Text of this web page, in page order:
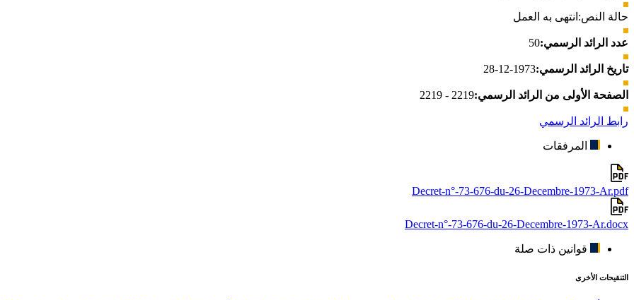
حالة النص: انتهى به العمل
عدد الرائد الرسمي:50
تاريخ الرائد الرسمي:1973-12-28
الصفحة الأولى من الرائد الرسمي:2219 - 2219
رابط الرائد الرسمي
المرفقات
Decret-n°-73-676-du-26-Decembre-1973-Ar.pdf
Decret-n°-73-676-du-26-Decembre-1973-Ar.docx
قوانين ذات صلة
التنقيحات الأخرى